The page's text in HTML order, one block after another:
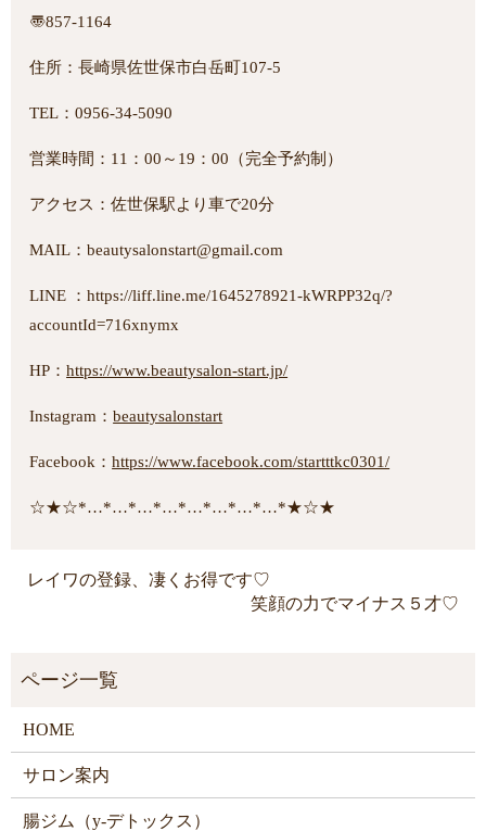
〠857-1164
住所：長崎県佐世保市白岳町107-5
TEL：0956-34-5090
営業時間：11：00～19：00（完全予約制）
アクセス：佐世保駅より車で20分
MAIL：beautysalonstart@gmail.com
LINE ：https://liff.line.me/1645278921-kWRPP32q/?
accountId=716xnymx
HP：https://www.beautysalon-start.jp/
Instagram：beautysalonstart
Facebook：https://www.facebook.com/startttkc0301/
☆★☆*…*…*…*…*…*…*…*…*★☆★
レイワの登録、凄くお得です♡
笑顔の力でマイナス５才♡
HOME
サロン案内
腸ジム（y-デトックス）